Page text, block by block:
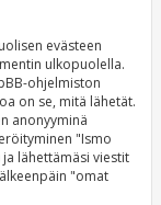
evästeen
ulkopuolella.
ohjelmiston
on se, mitä lähetät.
anonyyminä
"Ismo
lähettämäsi viestit
"omat